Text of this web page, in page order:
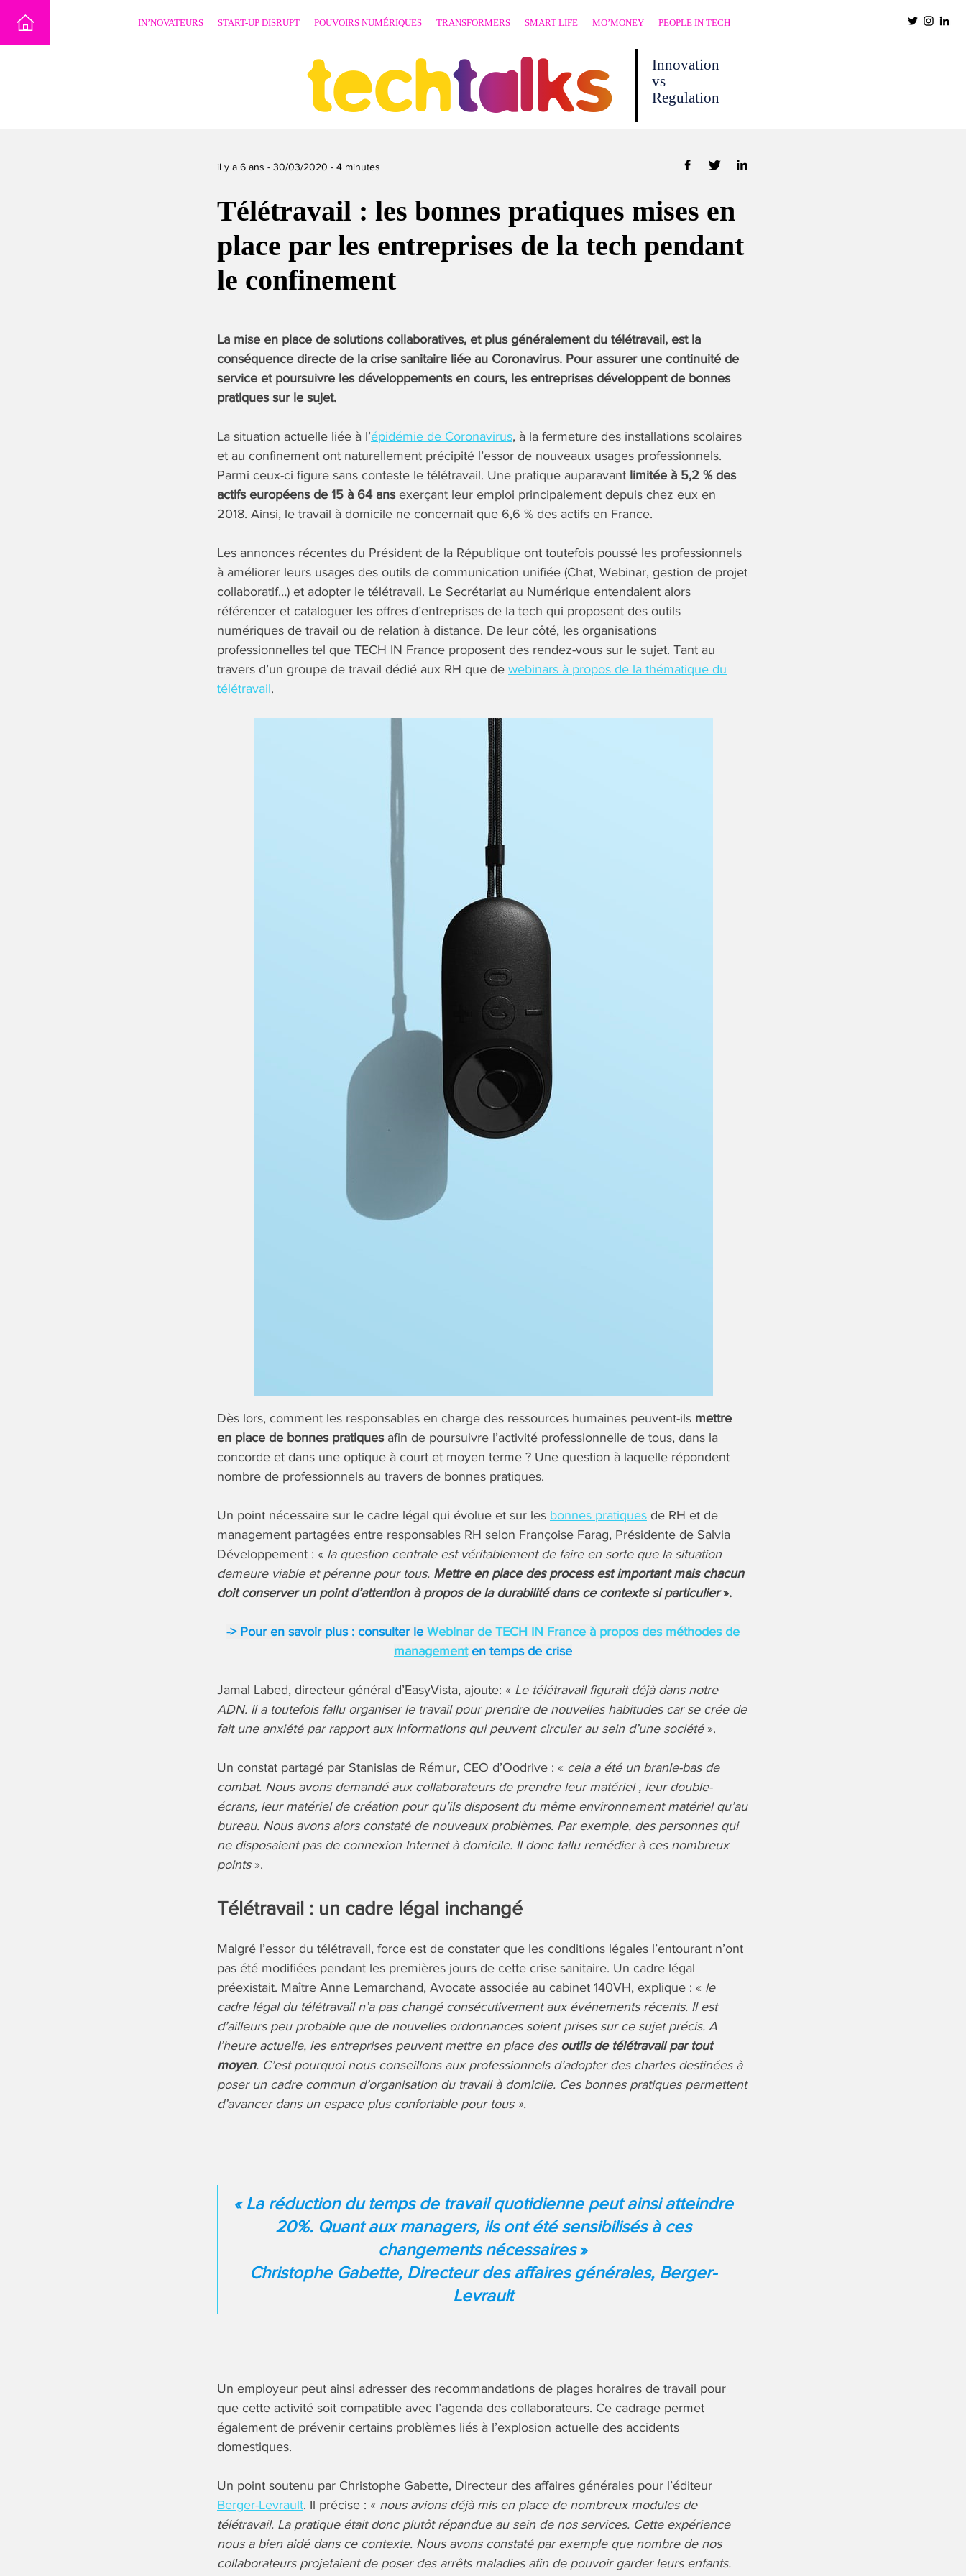
IN’NOVATEURS START-UP DISRUPT POUVOIRS NUMÉRIQUES TRANSFORMERS SMART LIFE MO’MONEY PEOPLE IN TECH
techtalks
Innovation
vs
Regulation
il y a 6 ans - 30/03/2020 - 4 minutes
Télétravail : les bonnes pratiques mises en
place par les entreprises de la tech pendant
le confinement
La mise en place de solutions collaboratives, et plus généralement du télétravail, est la
conséquence directe de la crise sanitaire liée au Coronavirus. Pour assurer une continuité de
service et poursuivre les développements en cours, les entreprises développent de bonnes
pratiques sur le sujet.
La situation actuelle liée à l’épidémie de Coronavirus, à la fermeture des installations scolaires
et au confinement ont naturellement précipité l’essor de nouveaux usages professionnels.
Parmi ceux-ci figure sans conteste le télétravail. Une pratique auparavant limitée à 5,2 % des
actifs européens de 15 à 64 ansexerçant leur emploi principalement depuis chez eux en
2018. Ainsi, le travail à domicile ne concernait que 6,6 % des actifs en France.
Les annonces récentes du Président de la République ont toutefois poussé les professionnels
à améliorer leurs usages des outils de communication unifiée (Chat, Webinar, gestion de projet
collaboratif…) et adopter le télétravail. Le Secrétariat au Numérique entendaient alors
référencer et cataloguer les offres d’entreprises de la tech qui proposent des outils
numériques de travail ou de relation à distance. De leur côté, les organisations
professionnelles tel que TECH IN France proposent des rendez-vous sur le sujet. Tant au
travers d’un groupe de travail dédié aux RH que de webinars à propos de la thématique du
télétravail.
Dès lors, comment les responsables en charge des ressources humaines peuvent-ils mettre
en place de bonnes pratiquesafin de poursuivre l’activité professionnelle de tous, dans la
concorde et dans une optique à court et moyen terme ? Une question à laquelle répondent
nombre de professionnels au travers de bonnes pratiques.
Un point nécessaire sur le cadre légal qui évolue et sur les bonnes pratiques de RH et de
management partagées entre responsables RH selon Françoise Farag, Présidente de Salvia
Développement : « la question centrale est véritablement de faire en sorte que la situation
demeure viable et pérenne pour tous. Mettre en place des process est important mais chacun
doit conserver un point d’attention à propos de la durabilité dans ce contexte si particulier».
-> Pour en savoir plus : consulter le Webinar de TECH IN France à propos des méthodes de
managementen temps de crise
Jamal Labed, directeur général d’EasyVista, ajoute: « Le télétravail figurait déjà dans notre
ADN. Il a toutefois fallu organiser le travail pour prendre de nouvelles habitudes car se crée de
fait une anxiété par rapport aux informations qui peuvent circuler au sein d’une société».
Un constat partagé par Stanislas de Rémur, CEO d’Oodrive : « cela a été un branle-bas de
combat. Nous avons demandé aux collaborateurs de prendre leur matériel , leur double-
écrans, leur matériel de création pour qu’ils disposent du même environnement matériel qu’au
bureau. Nous avons alors constaté de nouveaux problèmes. Par exemple, des personnes qui
ne disposaient pas de connexion Internet à domicile. Il donc fallu remédier à ces nombreux
points».
Télétravail : un cadre légal inchangé
Malgré l’essor du télétravail, force est de constater que les conditions légales l’entourant n’ont
pas été modifiées pendant les premières jours de cette crise sanitaire. Un cadre légal
préexistait. Maître Anne Lemarchand, Avocate associée au cabinet 140VH, explique : « le
cadre légal du télétravail n’a pas changé consécutivement aux événements récents. Il est
d’ailleurs peu probable que de nouvelles ordonnances soient prises sur ce sujet précis. A
l’heure actuelle, les entreprises peuvent mettre en place desoutils de télétravail par tout
moyen. C’est pourquoi nous conseillons aux professionnels d’adopter des chartes destinées à
poser un cadre commun d’organisation du travail à domicile. Ces bonnes pratiques permettent
d’avancer dans un espace plus confortable pour tous ».
« La réduction du temps de travail quotidienne peut ainsi atteindre
20%. Quant aux managers, ils ont été sensibilisés à ces
changements nécessaires»
Christophe Gabette, Directeur des affaires générales, Berger-
Levrault
Un employeur peut ainsi adresser des recommandations de plages horaires de travail pour
que cette activité soit compatible avec l’agenda des collaborateurs. Ce cadrage permet
également de prévenir certains problèmes liés à l’explosion actuelle des accidents
domestiques.
Un point soutenu par Christophe Gabette, Directeur des affaires générales pour l’éditeur
Berger-Levrault. Il précise : « nous avions déjà mis en place de nombreux modules de
télétravail. La pratique était donc plutôt répandue au sein de nos services. Cette expérience
nous a bien aidé dans ce contexte. Nous avons constaté par exemple que nombre de nos
collaborateurs projetaient de poser des arrêts maladies afin de pouvoir garder leurs enfants.